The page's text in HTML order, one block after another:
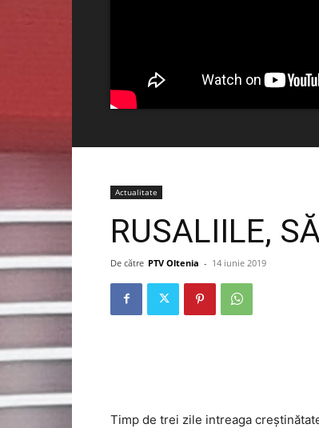
Actualitate
RUSALIILE,
De către PTV Oltenia - 14 iunie 2019
Timp de trei zile intreaga